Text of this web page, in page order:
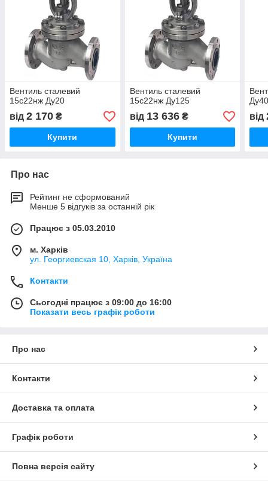
Вентиль сталевий
15с22нж Ду20
від 2 170 ₴
Купити
Вентиль сталевий
15с22нж Ду125
від 13 636₴
Купити
від
Про нас
Рейтинг не сформований
Менше 5 відгуків за останній рік
Працює з 05.03.2010
м. Харків
ул. Георгиевская 10, Харків, Україна
Контакти
Сьогодні працює з 09:00 до 16:00
Показати весь графік роботи
Про нас
Контакти
Доставка та оплата
Графік роботи
Повна версія сайту